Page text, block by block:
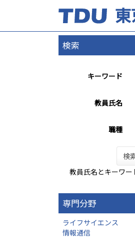
検索
キーワード
教員氏名
職種
検
教員氏名とキーワー
専門分野
ライフサイエンス
情報通信